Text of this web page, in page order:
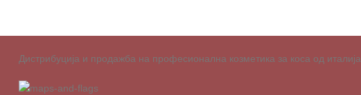
Дистрибуција и продажба на професионална козметика за коса од